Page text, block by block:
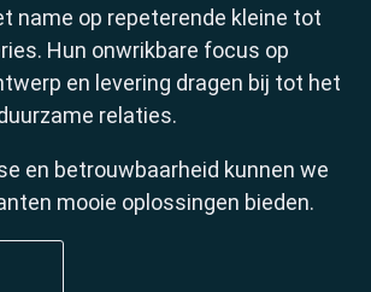
name op repeterende kleine tot
Hun onwrikbare focus op
en levering dragen bij tot het
relaties.
en betrouwbaarheid kunnen we
mooie oplossingen bieden.